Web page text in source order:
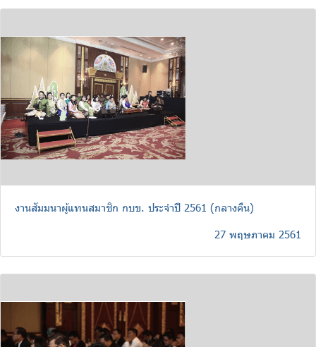
งานสัมมนาผู้แทนสมาชิก กบข. ประจำปี 2561 (กลางคืน)
27 พฤษภาคม 2561